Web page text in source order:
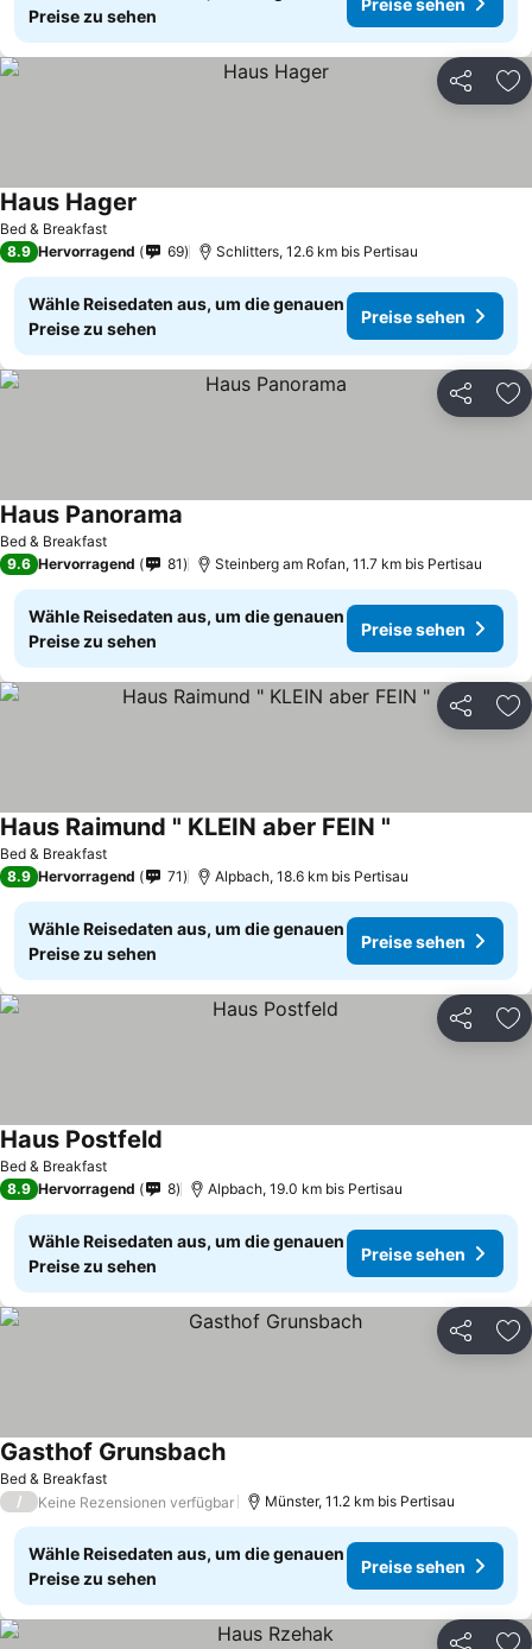
Preise zu sehen
Teilen
Bed & Breakfast
Haus Hager
8.9 Hervorragend 69 Schlitters, 12.6 km bis Pertisau
Wähle Reisedaten aus, um die genauen
Preise zu sehen
Preise sehen
Teilen
Bed & Breakfast
Haus Panorama
9.6 Hervorragend 81 Steinberg am Rofan, 11.7 km bis Pertisau
Wähle Reisedaten aus, um die genauen
Preise zu sehen
Preise sehen
Teilen
Bed & Breakfast
Haus Raimund " KLEIN aber FEIN "
8.9 Hervorragend 71 Alpbach, 18.6 km bis Pertisau
Wähle Reisedaten aus, um die genauen
Preise zu sehen
Preise sehen
Teilen
Bed & Breakfast
Haus Postfeld
8.9 Hervorragend 8 Alpbach, 19.0 km bis Pertisau
Wähle Reisedaten aus, um die genauen
Preise zu sehen
Preise sehen
Teilen
Bed & Breakfast
Gasthof Grunsbach
/ Keine Rezensionen verfügbar Münster, 11.2 km bis Pertisau
Wähle Reisedaten aus, um die genauen
Preise zu sehen
Preise sehen